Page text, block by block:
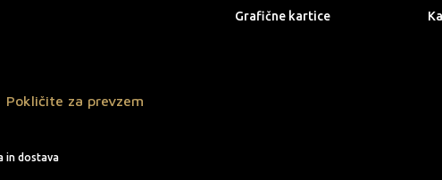
Grafične kartice
Pokličite za prevzem
in dostava